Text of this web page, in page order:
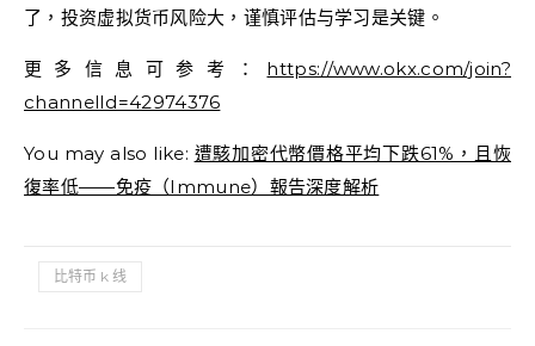
了，投资虚拟货币风险大，谨慎评估与学习是关键。
更多信息可参考： https://www.okx.com/join?
channelId=42974376
You may also like: 遭駭加密代幣價格平均下跌61%，且恢
復率低——免疫（Immune）報告深度解析
比特币 k 线